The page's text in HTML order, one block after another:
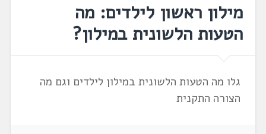
מילון ראשון לילדים: מה
הטעות הלשונית במילון?
גלו מה הטעות הלשונית במילון לילדים וגם מה
הצורה התקנית